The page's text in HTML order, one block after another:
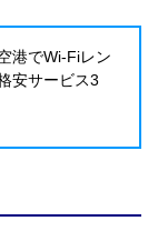
港でWi-Fiレン
安サービス3